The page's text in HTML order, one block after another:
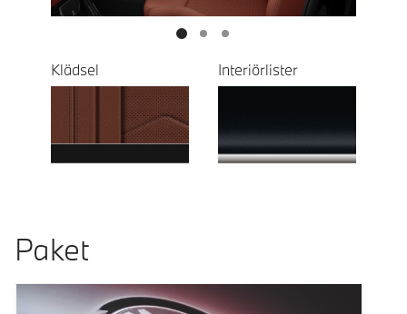
Klädsel Interiörlister
Paket